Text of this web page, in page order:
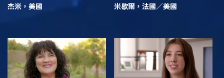
杰米，美國 米歇爾，法國／美國